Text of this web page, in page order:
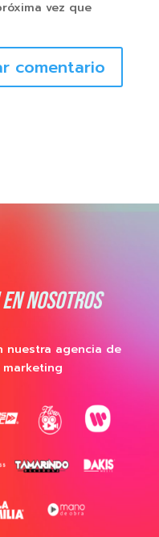
vez que
comentario
NOSOTROS
nuestra agencia de
marketing